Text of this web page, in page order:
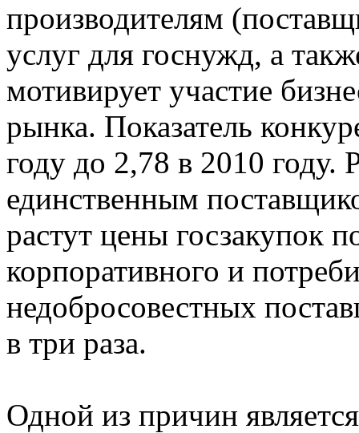
производителям
услуг для госнужд, а
мотивирует участие
рынка. Показатель
году до 2,78 в 2010 году.
единственным
растут цены госзакупок
корпоративного и
недобросовестных
в три раза.
Одной из причин